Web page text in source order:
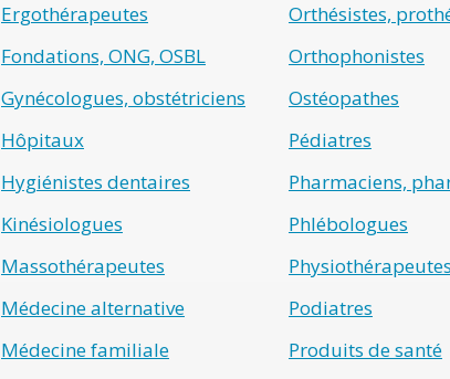
Ergothérapeutes
Fondations, ONG, OSBL
Gynécologues, obstétriciens
Hôpitaux
Hygiénistes dentaires
Kinésiologues
Massothérapeutes
Médecine alternative
Médecine familiale
Orthésistes,
Orthophonistes
Ostéopathes
Pédiatres
Pharmaciens,
Phlébologues
Physiothérapeutes
Podiatres
Produits de santé